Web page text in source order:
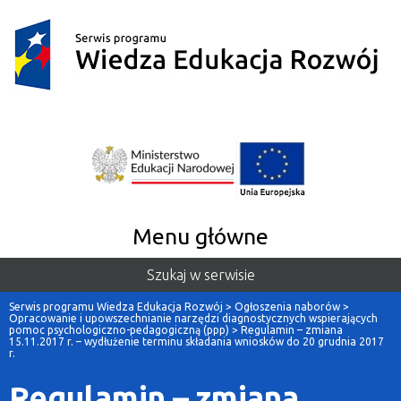
Menu główne
Szukaj w serwisie
Serwis programu Wiedza Edukacja Rozwój > Ogłoszenia naborów >
Opracowanie i upowszechnianie narzędzi diagnostycznych wspierających
pomoc psychologiczno-pedagogiczną (ppp) > Regulamin – zmiana
15.11.2017 r. – wydłużenie terminu składania wniosków do 20 grudnia 2017
r.